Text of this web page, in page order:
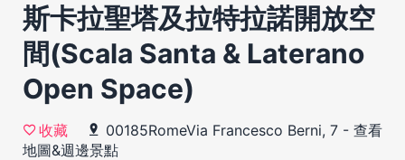
斯卡拉聖塔及拉特拉諾開放空
間(Scala Santa & Laterano
Open Space)
收藏 00185RomeVia Francesco Berni, 7 - 查看
地圖&週邊景點